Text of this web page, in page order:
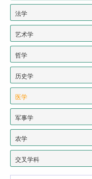
法学
艺术学
哲学
历史学
医学
军事学
农学
交叉学科